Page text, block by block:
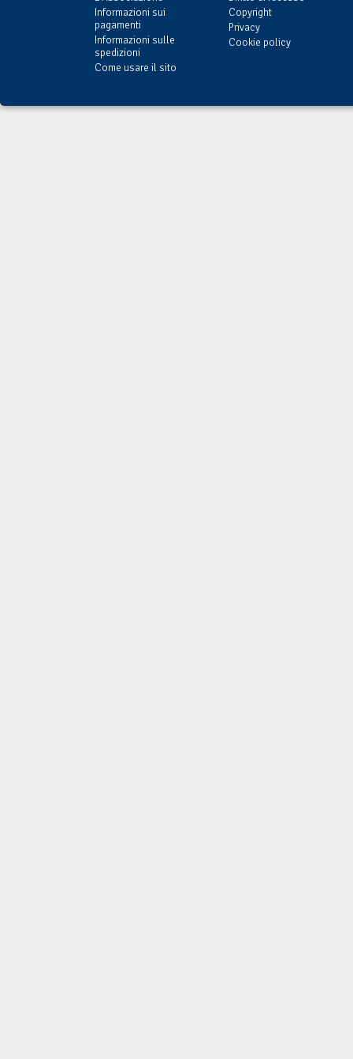
Informazioni sui
pagamenti
Informazioni sulle
spedizioni
Come usare il sito
Copyright
Privacy
Cookie policy